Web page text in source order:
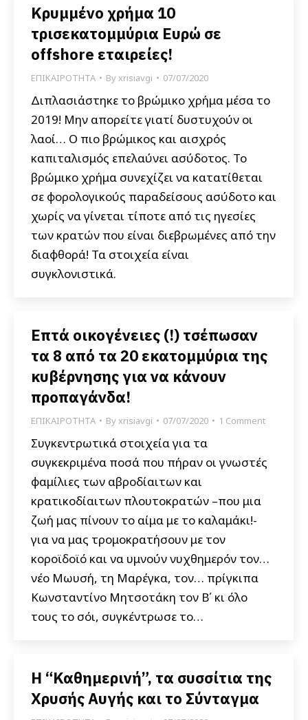
Κρυμμένο χρήμα 10
τρισεκατομμύρια Ευρώ σε
offshore εταιρείες!
ΕΠΙΚΑΙΡΟΤΗΤΑ Byxrisiavgi 07/07/2020
Διπλασιάστηκε το βρώμικο χρήμα μέσα το
2019! Μην απορείτε γιατί δυστυχούν οι
λαοί… Ο πιο βρώμικος και αισχρός
καπιταλισμός επελαύνει ασύδοτος. Το
βρώμικο χρήμα συνεχίζει να κατατίθεται
σε φορολογικούς παραδείσους ασύδοτο και
χωρίς να γίνεται τίποτε από τις ηγεσίες
των κρατών που είναι διεβρωμένες από την
διαφθορά! Τα στοιχεία είναι
συγκλονιστικά.
Επτά οικογένειες (!) τσέπωσαν
τα 8 από τα 20 εκατομμύρια της
κυβέρνησης για να κάνουν
προπαγάνδα!
ΕΠΙΚΑΙΡΟΤΗΤΑ Byxrisiavgi 07/07/2020 1 Comment
Συγκεντρωτικά στοιχεία για τα
συγκεκριμένα ποσά που πήραν οι γνωστές
φαμίλιες των αβροδίαιτων και
κρατικοδίαιτων πλουτοκρατών –που μια
ζωή μας πίνουν το αίμα με το καλαμάκι!-
για να μας τρομοκρατήσουν με τον
κοροϊδοϊό και να υμνούν νυχθημερόν τον…
νέο Μωυσή, τη Μαρέγκα, τον… πρίγκιπα
Κωνσταντίνο Μητσοτάκη τον Β΄ κι όλο
τους το σόι, συγκέντρωσε το…
Η “Καθημερινή”, τα συσσίτια της
Χρυσής Αυγής και το Σύνταγμα